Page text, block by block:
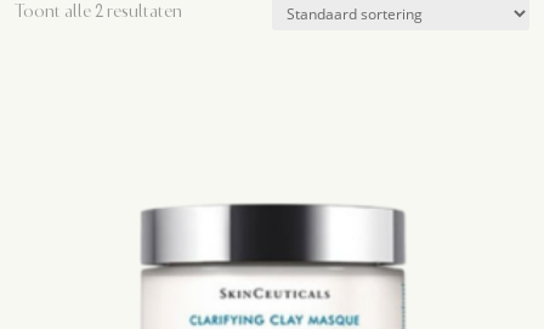
Toont alle 2 resultaten